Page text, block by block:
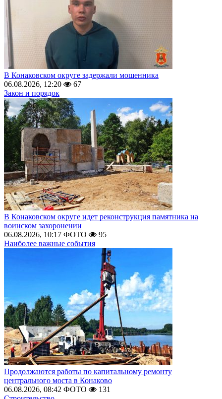
В Конаковском округе задержали мошенника
06.08.2026, 12:20
67
Закон и порядок
В Конаковском округе идет реконструкция памятника на
воинском захоронении
06.08.2026, 10:17 ФОТО
95
Наиболее важные события
Продолжаются работы по капитальному ремонту
центрального моста в Конаково
06.08.2026, 08:42 ФОТО
131